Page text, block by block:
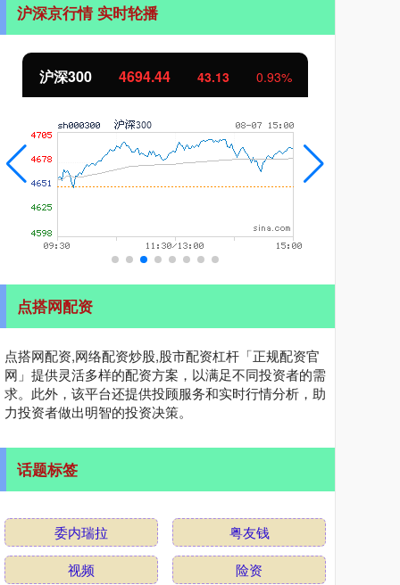
沪深京行情 实时轮播
沪深300 4694.44 43.13 0.93%
点搭网配资
点搭网配资,网络配资炒股,股市配资杠杆「正规配资官
网」提供灵活多样的配资方案，以满足不同投资者的需
求。此外，该平台还提供投顾服务和实时行情分析，助
力投资者做出明智的投资决策。
话题标签
委内瑞拉
粤友钱
视频
险资